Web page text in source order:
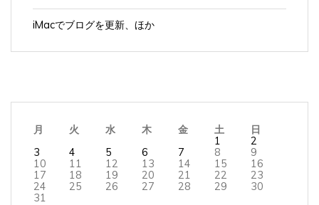
iMacでブログを更新、ほか
月 火 水 木 金 土
日
1
2
3
4 5 6 7 8
9
10
11 12 13 14 15
16
17
18 19 20 21 22
23
24
25 26 27 28 29
30
31